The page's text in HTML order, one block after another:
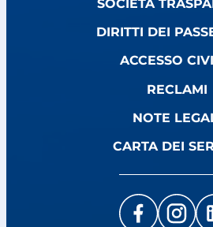
SOCIETÀ
DIRITTI DEI
ACCESSO
RECLAMI
NOTE
CARTA DEI